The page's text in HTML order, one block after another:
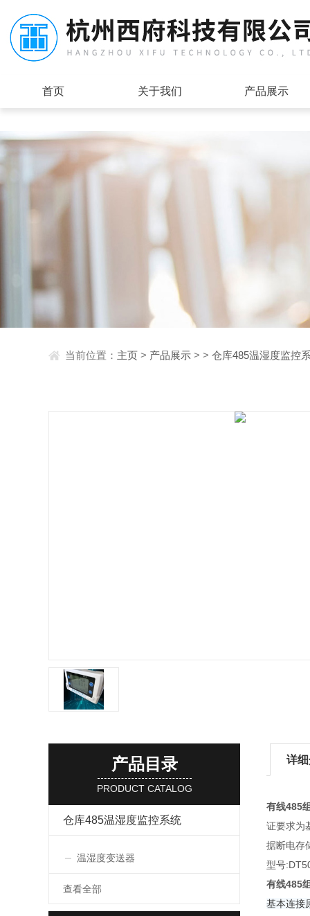
首页 关于我们 产品展示
当前位置： 主页 > 产品展示 > > 仓库485温湿度监控
产品目录
PRODUCT CATALOG
仓库485温湿度监控系统
温湿度变送器
查看全部
详
有线485
证要求为
据断电存
型号
有线485
基本连接